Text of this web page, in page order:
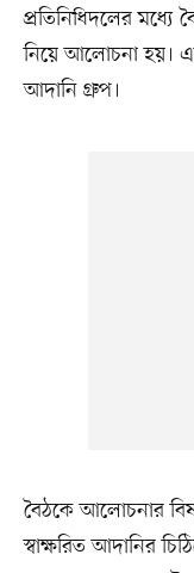
প্রতিনিধিদলের মধ্যে
নিয়ে আলোচনা হয়।
আদানি গ্রুপ।
বৈঠকে আলোচনার
স্বাক্ষরিত আদানির